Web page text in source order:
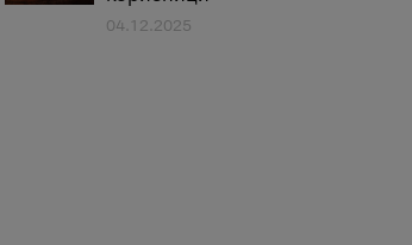
04.12.2025